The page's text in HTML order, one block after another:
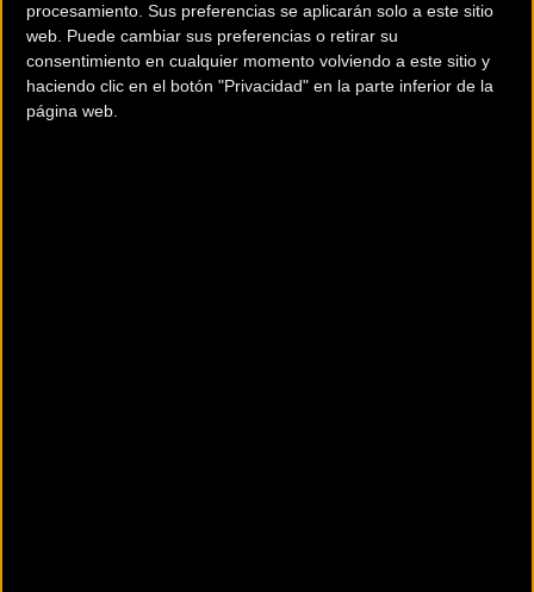
procesamiento. Sus preferencias se aplicarán solo a este sitio
web. Puede cambiar sus preferencias o retirar su
consentimiento en cualquier momento volviendo a este sitio y
haciendo clic en el botón "Privacidad" en la parte inferior de la
página web.